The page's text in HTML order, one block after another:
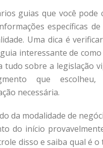
guias que você
específicas
Uma dica é
interessante de
tudo sobre a legislação
que escolheu,
necessária.
da modalidade de
do início
disso e saiba qual é